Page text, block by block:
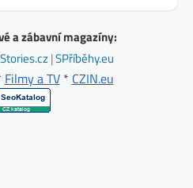
a zábavní magazíny:
|SPříběhy.eu
Filmy a TV* CZIN.eu